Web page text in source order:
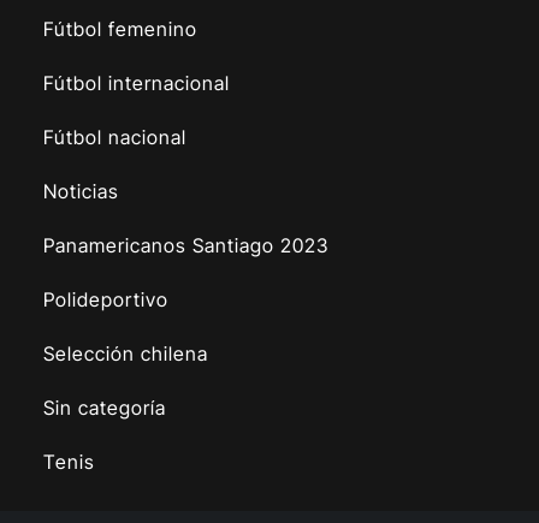
Fútbol femenino
Fútbol internacional
Fútbol nacional
Noticias
Panamericanos Santiago 2023
Polideportivo
Selección chilena
Sin categoría
Tenis